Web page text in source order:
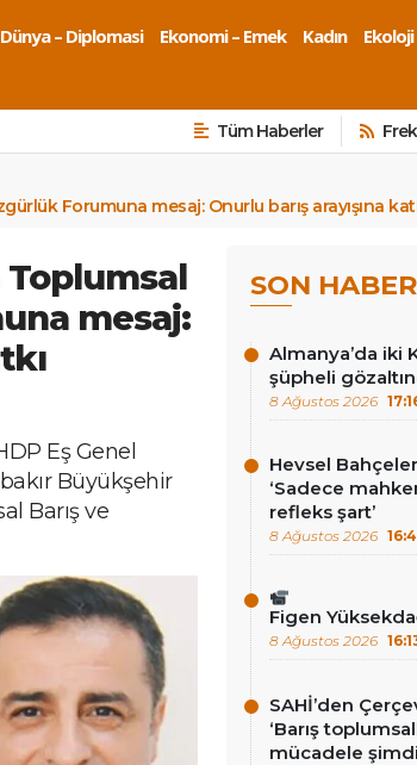
Dünya – Diplomasi Ekonomi – Emek Kadın Ekoloji
Tüm Haberler
Forumuna mesaj: Onurlu barış arayışına
Toplumsal
mesaj:
Eş Genel
Büyükşehir
Barış ve
SON
Almanya’da iki
şüpheli
8 Ağustos 2026
Hevsel
‘Sadece
refleks şart’
8 Ağustos 2026
Figen
8 Ağustos 2026
SAHİ’den
‘Barış
mücadele